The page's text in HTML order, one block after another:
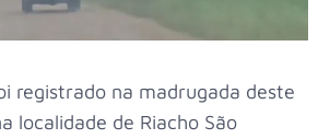
registrado na madrugada deste
localidade de Riacho São